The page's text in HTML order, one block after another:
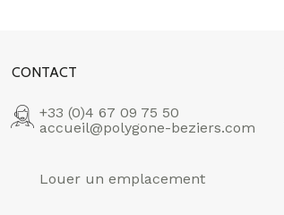
CONTACT
+33 (0)4 67 09 75 50
accueil@polygone-beziers.com
Louer un emplacement